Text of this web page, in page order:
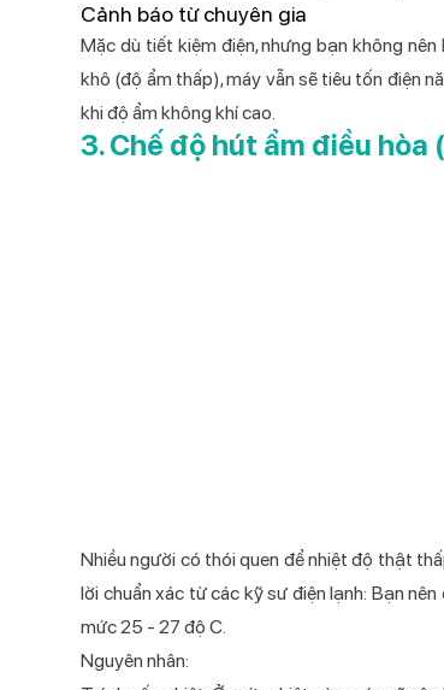
Cảnh báo từ chuyên gia
Mặc dù tiết kiệm điện, nhưng bạn không
khô (độ ẩm thấp), máy vẫn sẽ tiêu tốn điện
khi độ ẩm không khí cao.
3. Chế độ hút ẩm điều hòa
Nhiều người có thói quen để nhiệt độ thật
lời chuẩn xác từ các kỹ sư điện lạnh: Bạn
mức 25 - 27 độ C.
Nguyên nhân: